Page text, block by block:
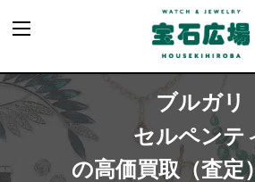
ブルガリ
セルペンテ
の高価買取（査定